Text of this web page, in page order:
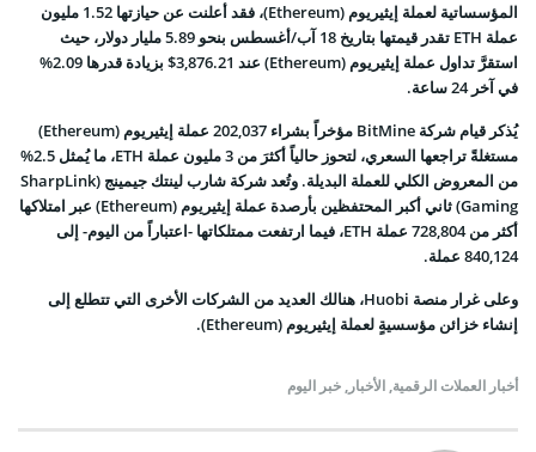
المؤسساتية لعملة إيثيريوم (Ethereum)، فقد
أعلنت
عن حيازتها 1.52 مليون
عملة ETH تقدر قيمتها بتاريخ 18 آب/أغسطس بنحو 5.89 مليار دولار، حيث
استقرَّ تداول عملة إيثيريوم (Ethereum) عند 3,876.21$ بزيادة قدرها 2.09%
في آخر 24 ساعة.
يُذكر قيام شركة BitMine مؤخراً بشراء 202,037 عملة إيثيريوم (Ethereum)
مستغلةً تراجعها السعري، لتحوز حالياً أكثرَ من 3 مليون عملة ETH، ما يُمثل 2.5%
من المعروض الكلي للعملة البديلة. وتُعد شركة شارب لينتك جيمينج (SharpLink
Gaming) ثاني أكبر المحتفظين بأرصدة عملة إيثيريوم (Ethereum)
عبر امتلاكها
أكثر من 728,804 عملة ETH، فيما ارتفعت ممتلكاتها -اعتباراً من اليوم- إلى
840,124 عملة.
وعلى غرار منصة Huobi، هنالك العديد من الشركات الأخرى التي تتطلع إلى
إنشاء خزائن مؤسسيةٍ لعملة إيثيريوم (Ethereum).
أخبار العملات الرقمية, الأخبار, خبر اليوم